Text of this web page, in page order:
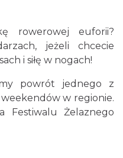
–
melodii
rowerowej euforii?
jeżeli chcecie
i siłę w nogach!
powrót jednego z
w regionie.
Festiwalu Żelaznego